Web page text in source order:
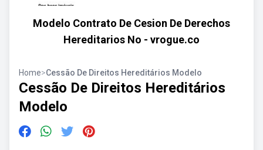
Modelo Contrato De Cesion De Derechos
Hereditarios No - vrogue.co
Home>Cessão De Direitos Hereditários Modelo
Cessão De Direitos Hereditários
Modelo